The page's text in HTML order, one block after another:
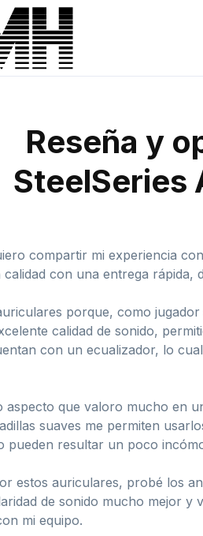
Reseña y
SteelSeries
compartir mi experiencia
con una entrega rápida,
porque, como
calidad de sonido,
con un ecualizador, lo
aspecto que valoro mucho en
suaves me permiten
pueden resultar un poco
estos auriculares, probé los
de sonido mucho mejor
mi equipo.